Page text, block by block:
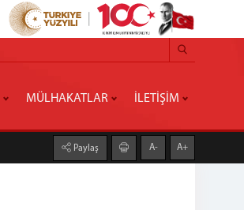
MÜLHAKATLAR İLETİŞİM
Paylaş A- A+